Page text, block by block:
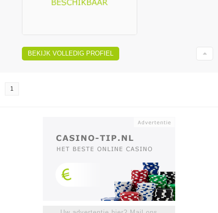
BEKIJK VOLLEDIG PROFIEL
1